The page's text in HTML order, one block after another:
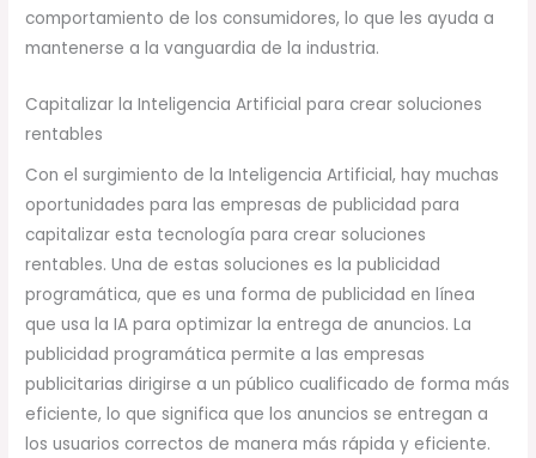
comportamiento de los consumidores, lo que les ayuda a
mantenerse a la vanguardia de la industria.
Capitalizar la Inteligencia Artificial para crear soluciones
rentables
Con el surgimiento de la Inteligencia Artificial, hay muchas
oportunidades para las empresas de publicidad para
capitalizar esta tecnología para crear soluciones
rentables. Una de estas soluciones es la publicidad
programática, que es una forma de publicidad en línea
que usa la IA para optimizar la entrega de anuncios. La
publicidad programática permite a las empresas
publicitarias dirigirse a un público cualificado de forma más
eficiente, lo que significa que los anuncios se entregan a
los usuarios correctos de manera más rápida y eficiente.